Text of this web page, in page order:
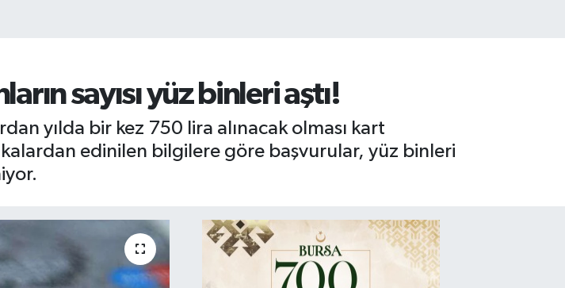
sayısı yüz binleri aştı!
yılda bir kez 750 lira alınacak olması kart
edinilen bilgilere göre başvurular, yüz binleri